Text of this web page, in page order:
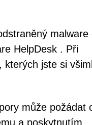
malware
HelpDesk . Při
jste si
může požádat
a poskytnutím